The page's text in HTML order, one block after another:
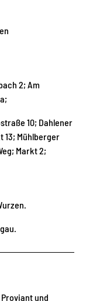
2; Am
10; Dahlener
13; Mühlberger
Markt 2;
und